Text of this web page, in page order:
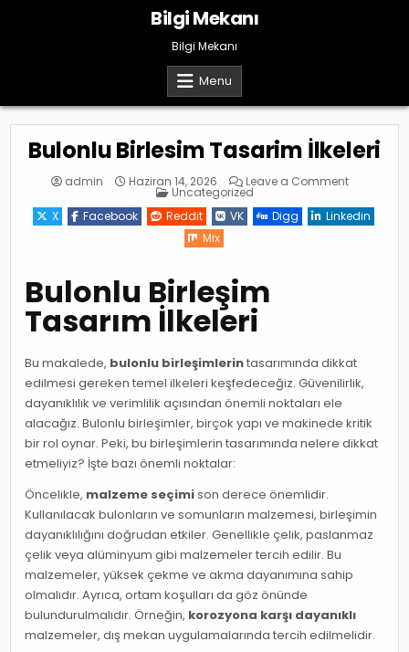
Bilgi Mekanı
Bilgi Mekanı
Menu
Bulonlu Birlesim Tasarim İlkeleri
admin Haziran 14, 2026 Leave a Commenton
Tasarim
İlkeleri
Posted
Uncategorized
X
Facebook Reddit VK Digg
Linkedin
Mix
Bulonlu Birleşim
Tasarım İlkeleri
Bu makalede, bulonlu birleşimlerintasarımında dikkat
edilmesi gereken temel ilkeleri keşfedeceğiz. Güvenilirlik,
dayanıklılık ve verimlilik açısından önemli noktaları ele
alacağız. Bulonlu birleşimler, birçok yapı ve makinede kritik
bir rol oynar. Peki, bu birleşimlerin tasarımında nelere dikkat
etmeliyiz? İşte bazı önemli noktalar:
Öncelikle, malzeme seçimison derece önemlidir.
Kullanılacak bulonların ve somunların malzemesi, birleşimin
dayanıklılığını doğrudan etkiler. Genellikle çelik, paslanmaz
çelik veya alüminyum gibi malzemeler tercih edilir. Bu
malzemeler, yüksek çekme ve akma dayanımına sahip
olmalıdır. Ayrıca, ortam koşulları da göz önünde
bulundurulmalıdır. Örneğin, korozyona karşı dayanıklı
malzemeler, dış mekan uygulamalarında tercih edilmelidir.